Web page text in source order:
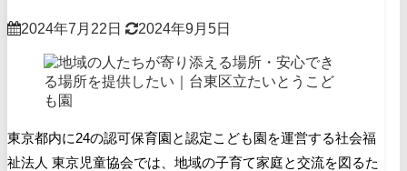
2024年7月22日 2024年9月5日
東京都内に24の認可保育園と認定こども園を運営する社会福
祉法人 東京児童協会では、地域の子育て家庭と交流を図るた